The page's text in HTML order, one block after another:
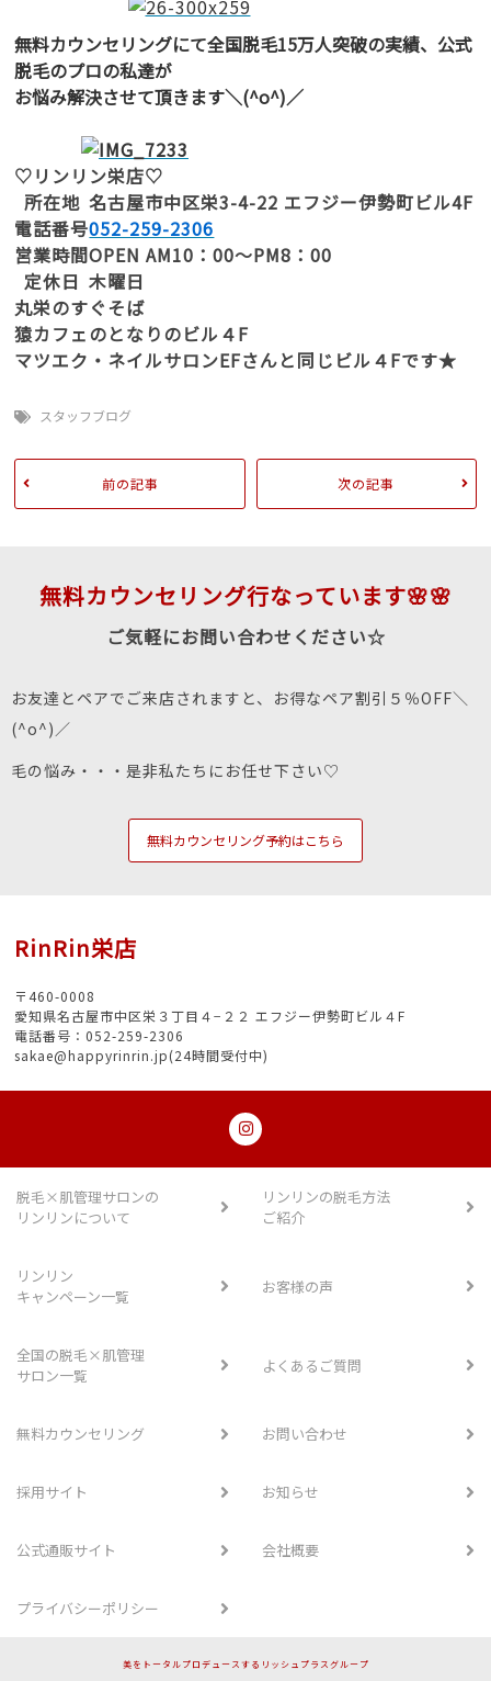
無料カウンセリングにて全国脱毛15万人突破の実績、公式
脱毛のプロの私達が
お悩み解決させて頂きます＼(^o^)／
♡リンリン栄店♡
所在地 名古屋市中区栄3-4-22 エフジー伊勢町ビル4F
電話番号052-259-2306
営業時間OPEN AM10：00～PM8：00
定休日 木曜日
丸栄のすぐそば
猿カフェのとなりのビル４F
マツエク・ネイルサロンEFさんと同じビル４Fです★
スタッフブログ
前の記事 次の記事
無料カウンセリング行なっています🌸🌸
ご気軽にお問い合わせください☆
お友達とペアでご来店されますと、お得なペア割引５％OFF＼
(^o^)／
毛の悩み・・・是非私たちにお任せ下さい♡
無料カウンセリング予約はこちら
RinRin栄店
〒460-0008
愛知県名古屋市中区栄３丁目４−２２ エフジー伊勢町ビル４F
電話番号：052-259-2306
sakae@happyrinrin.jp(24時間受付中)
脱毛×肌管理サロンの
リンリンについて
リンリンの脱毛方法
ご紹介
リンリン
キャンペーン一覧
お客様の声
全国の脱毛×肌管理
サロン一覧
よくあるご質問
無料カウンセリング お問い合わせ
採用サイト お知らせ
公式通販サイト 会社概要
プライバシーポリシー
美をトータルプロデュースするリッシュプラスグループ